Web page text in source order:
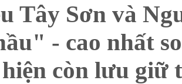
Tây Sơn và
- cao nhất
còn lưu giữ